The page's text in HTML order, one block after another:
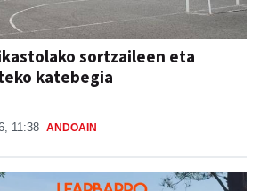
ikastolako sortzaileen eta
katebegia
ANDOAIN